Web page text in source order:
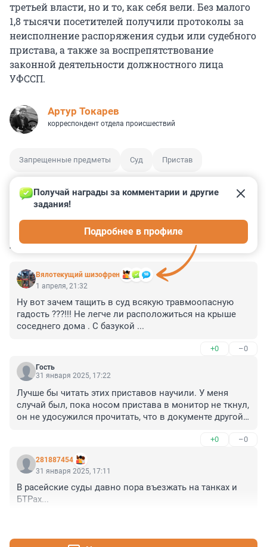
третьей власти, но и то, как себя вели. Без малого
1,8 тысячи посетителей получили протоколы за
неисполнение распоряжения судьи или судебного
пристава, а также за воспрепятствование
законной деятельности должностного лица
УФССП.
Артур Токарев
корреспондент отдела происшествий
Запрещенные предметы Суд Пристав
КОММЕНТАРИИ 10
Вялотекущий шизофрен
Получай награды за комментарии и другие
задания!
Подробнее в профиле
1 апреля, 21:32
Ну вот зачем тащить в суд всякую травмоопасную
гадость ???!!! Не легче ли расположиться на крыше
соседнего дома . С базукой ...
+0 –0
Гость
31 января 2025, 17:22
Лучше бы читать этих приставов научили. У меня
случай был, пока носом пристава в монитор не ткнул,
он не удосужился прочитать, что в документе другой
службе. По официальному номеру не дозвониться, но
все с мобильниками...
+0 –0
281887454
31 января 2025, 17:11
В расейские суды давно пора въезжать на танках и
БТРах...